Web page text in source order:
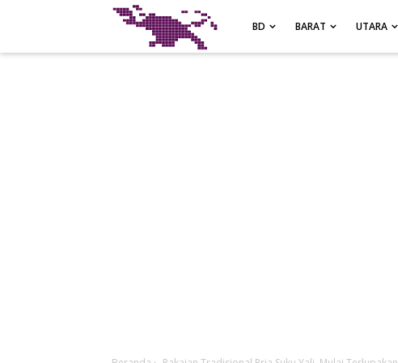
BD BARAT UTARA